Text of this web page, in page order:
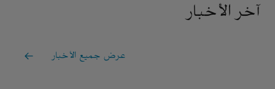
آخر الأخبار
عرض جميع الأخبار